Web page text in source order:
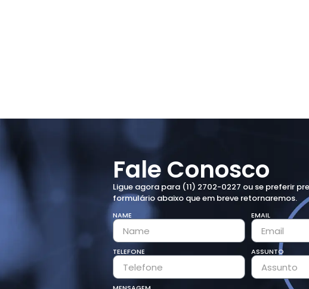
Fale Conosco
Ligue agora para (11) 2702-0227 ou se preferir
formulário abaixo que em breve retornaremos.
NAME EMAIL
TELEFONE ASSUNTO